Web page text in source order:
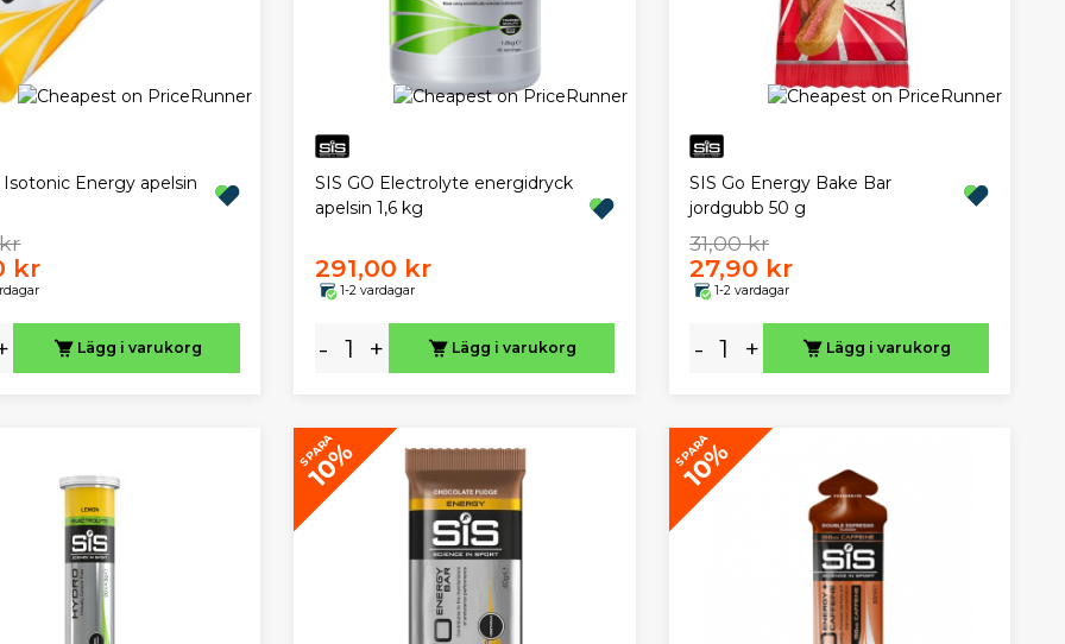
Isotonic Energy apelsin
kr
Lägg i varukorg
SIS GO Electrolyte energidryck
apelsin 1,6 kg
291,00 kr
1-2 vardagar
- + Lägg i varukorg
SIS Go Energy Bake Bar
jordgubb 50 g
31,00 kr
27,90 kr
1-2 vardagar
- + Lägg i varukorg
SPARA
10% SPARA
10%